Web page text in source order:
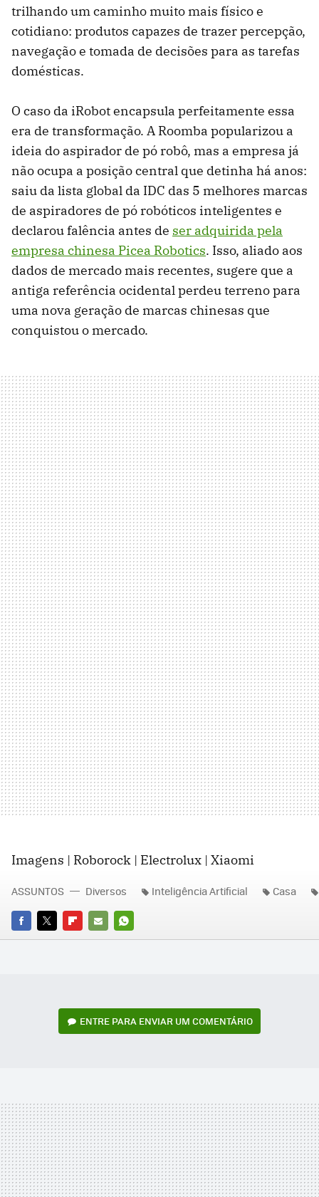
trilhando um caminho muito mais físico e
cotidiano: produtos capazes de trazer percepção,
navegação e tomada de decisões para as tarefas
domésticas.
O caso da iRobot encapsula perfeitamente essa
era de transformação. A Roomba popularizou a
ideia do aspirador de pó robô, mas a empresa já
não ocupa a posição central que detinha há anos:
saiu da lista global da IDC das 5 melhores marcas
de aspiradores de pó robóticos inteligentes e
declarou falência antes de ser adquirida pela
empresa chinesa Picea Robotics. Isso, aliado aos
dados de mercado mais recentes, sugere que a
antiga referência ocidental perdeu terreno para
uma nova geração de marcas chinesas que
conquistou o mercado.
Imagens | Roborock | Electrolux | Xiaomi
FACEBOOK
TWITTERFLIPBOARD
E-
WHATSAPP
ASSUNTOS Diversos Inteligência Artificial Casa
ENTRE PARA ENVIAR UM COMENTÁRIO